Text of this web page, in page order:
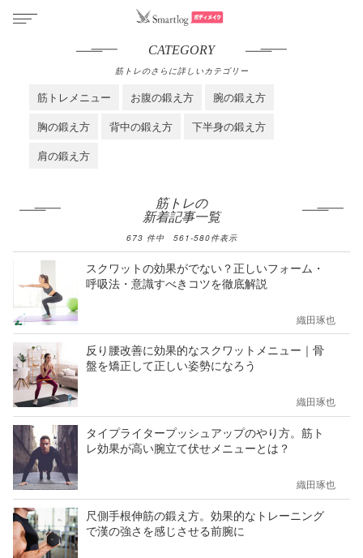
CATEGORY
筋トレのさらに詳しいカテゴリー
筋トレメニュー お腹の鍛え方
腕の鍛え方
胸の鍛え方
背中の鍛え方
下半身の鍛え方
肩の鍛え方
筋トレの
新着記事一覧
673 件中 561-580件表示
スクワットの効果がでない？正しいフォーム・
呼吸法・意識すべきコツを徹底解説
織田琢也
反り腰改善に効果的なスクワットメニュー｜骨
盤を矯正して正しい姿勢になろう
織田琢也
タイプライタープッシュアップのやり方。筋ト
レ効果が高い腕立て伏せメニューとは？
織田琢也
尺側手根伸筋の鍛え方。効果的なトレーニング
で漢の強さを感じさせる前腕に